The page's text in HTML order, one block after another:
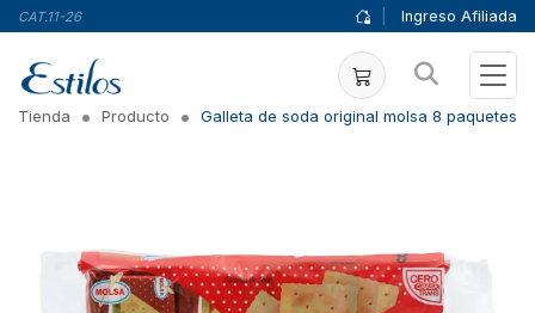
CAT.11-26 Ingreso Afiliada
Tienda Producto Galleta de soda original molsa 8 paquetes